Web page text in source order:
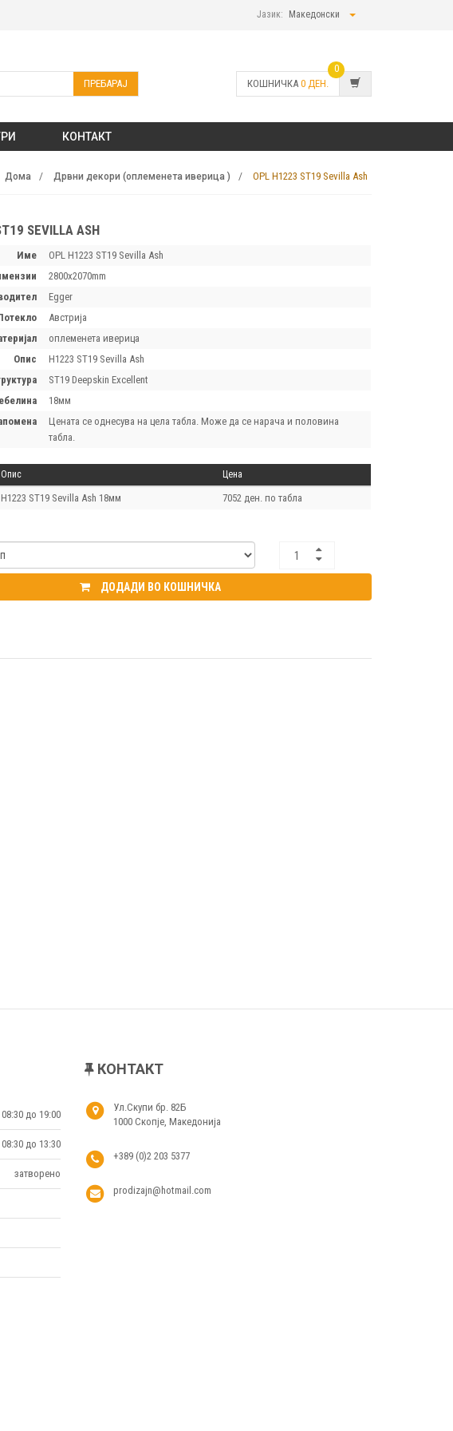
Јазик: Македонски
ПРЕБАРАЈ КОШНИЧКА 0 ДЕН.
0
КОНТАКТ
Дома Дрвни декори (оплеменета иверица ) OPL H1223 ST19 Sevilla Ash
SEVILLA ASH
Име
OPL H1223 ST19 Sevilla Ash
2800х2070mm
Egger
потекло
Австрија
оплеменета иверица
опис
H1223 ST19 Sevilla Ash
ST19 Deepskin Excellent
дебелина
18мм
Цената се однесува на цела табла. Може да се нарача и половина
табла.
Опис Цена
H1223 ST19 Sevilla Ash 18мм 7052 ден. по табла
ДОДАДИ ВО КОШНИЧКА
08:30 до 19:00
08:30 до 13:30
затворено
КОНТАКТ
Ул.Скупи бр. 82Б
1000 Скопје, Македонија
+389 (0)2 203 5377
prodizajn@hotmail.com